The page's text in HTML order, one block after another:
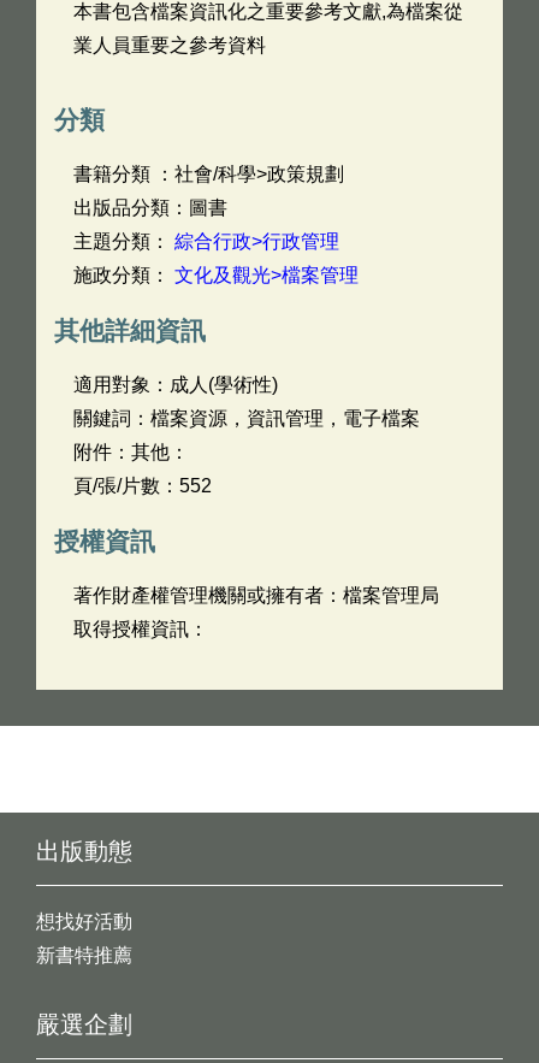
本書包含檔案資訊化之重要參考文獻,為檔案從
業人員重要之參考資料
分類
書籍分類 ：社會/科學>政策規劃
出版品分類：圖書
主題分類： 綜合行政>行政管理
施政分類： 文化及觀光>檔案管理
其他詳細資訊
適用對象：成人(學術性)
關鍵詞：檔案資源，資訊管理，電子檔案
附件：其他：
頁/張/片數：552
授權資訊
著作財產權管理機關或擁有者：檔案管理局
取得授權資訊：
出版動態
想找好活動
新書特推薦
嚴選企劃